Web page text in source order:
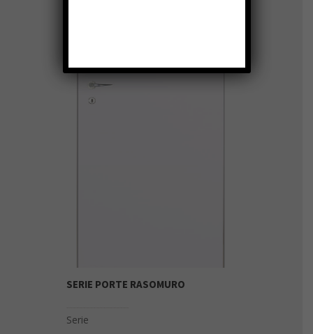
SERIE PORTE RASOMURO